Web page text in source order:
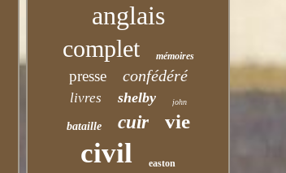
anglais
complet mémoires
presse confédéré
livres shelby john
bataille cuir vie
civil easton